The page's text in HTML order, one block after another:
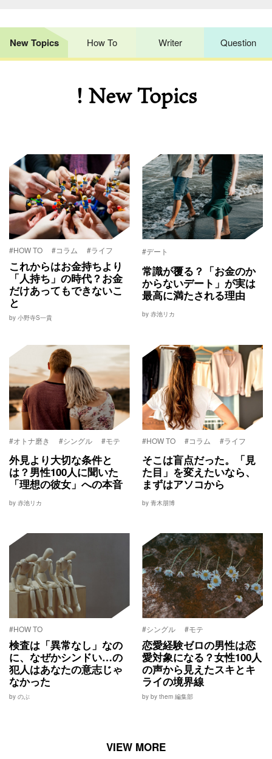
New Topics How To Writer Question
! New Topics
#HOW TO #コラム #ライフ
これからはお金持ちより
「人持ち」の時代？お金
だけあってもできないこ
と
by 小野寺S一貴
#デート
常識が覆る？「お金のか
からないデート」が実は
最高に満たされる理由
by 赤池リカ
#オトナ磨き #シングル #モテ
外見より大切な条件と
は？男性100人に聞いた
「理想の彼女」への本音
by 赤池リカ
#HOW TO #コラム #ライフ
そこは盲点だった。「見
た目」を変えたいなら、
まずはアソコから
by 青木朋博
#HOW TO
検査は「異常なし」なの
に、なぜかシンドい…の
犯人はあなたの意志じゃ
なかった
by のぶ
#シングル #モテ
恋愛経験ゼロの男性は恋
愛対象になる？女性100人
の声から見えたスキとキ
ライの境界線
by by them 編集部
VIEW MORE